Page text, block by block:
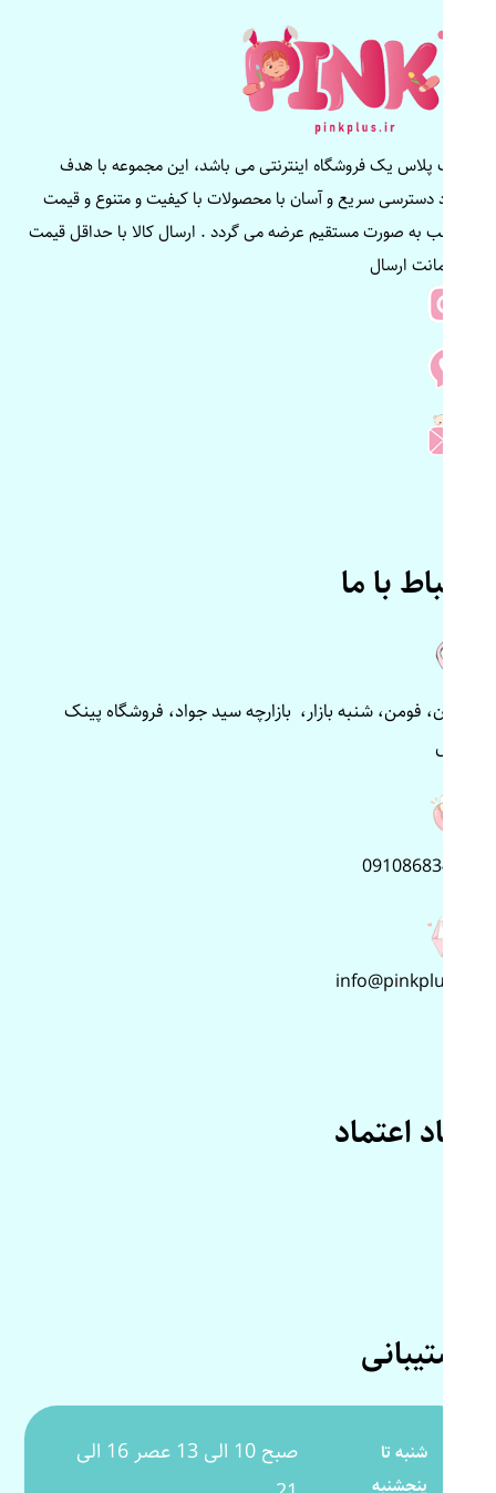
پینک پلاس یک فروشگاه اینترنتی می باشد، این مجموعه با هدف
ایجاد دسترسی سریع و آسان با محصولات با کیفیت و متنوع و قیمت
مناسب به صورت مستقیم عرضه می گردد . ارسال کالا با حداقل قیمت
و ضمانت ارسال
ارتباط با ما
گیلان، فومن، شنبه بازار، بازارچه سید جواد، فروشگاه پینک
پلاس
09108683499
info@pinkplus.ir
نماد اعتماد
پشتیبانی
شنبه تا
پنجشنبه
صبح 10 الی 13 عصر 16 الی